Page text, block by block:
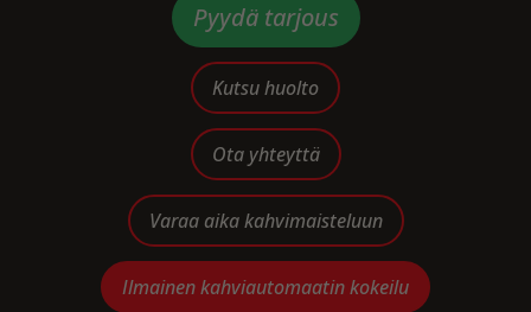
Pyydä tarjous
Kutsu huolto
Ota yhteyttä
Varaa aika kahvimaisteluun
Ilmainen kahviautomaatin kokeilu